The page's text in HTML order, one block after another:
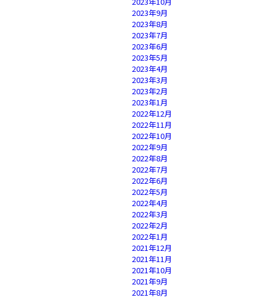
2023年9月
2023年8月
2023年7月
2023年6月
2023年5月
2023年4月
2023年3月
2023年2月
2023年1月
2022年12月
2022年11月
2022年10月
2022年9月
2022年8月
2022年7月
2022年6月
2022年5月
2022年4月
2022年3月
2022年2月
2022年1月
2021年12月
2021年11月
2021年10月
2021年9月
2021年8月